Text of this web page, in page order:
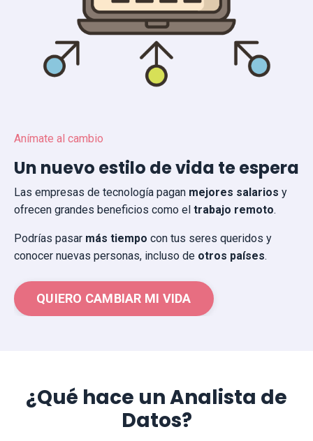
Anímate al cambio
Un nuevo estilo de vida te espera
Las empresas de tecnología pagan mejores salarios y
ofrecen grandes beneficios como el trabajo remoto.
Podrías pasar más tiempo con tus seres queridos y
conocer nuevas personas, incluso de otros países.
QUIERO CAMBIAR MI VIDA
¿Qué hace un Analista de
Datos?